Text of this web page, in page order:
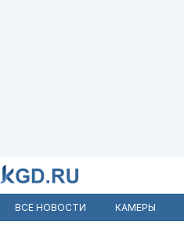
ВСЕ НОВОСТИ КАМЕРЫ